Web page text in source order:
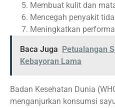
Membuat kulit dan
Mencegah penyakit
Meningkatkan
Baca Juga Petualangan
Kebayoran Lama
Badan Kesehatan Dunia
menganjurkan konsumsi